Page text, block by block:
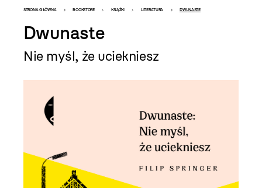
Bookstore
-
szablon
szczegóły
STRONA GŁÓWNA BOOKSTORE KSIĄŻKI LITERATURA DWUNASTE
Dwunaste
Nie myśl, że uciekniesz